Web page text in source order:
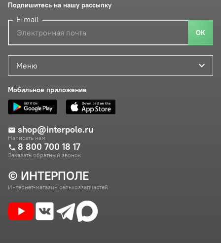
© ИНТЕРПОЛЕ
Интернет-магазин сельхоззапчастей
Меню
Мобильное приложение
shop@interpole.ru
Написать нам
8 800 700 18 17
Заказать обратный звонок
Подпишитесь на нашу рассылку
E-mail
ОК